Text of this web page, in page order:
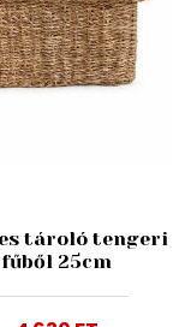
tároló tengeri
fűből 25cm